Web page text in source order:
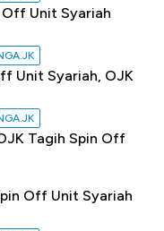
Off Unit Syariah
Unit Syariah, OJK
Tagih Spin Off
Off Unit Syariah